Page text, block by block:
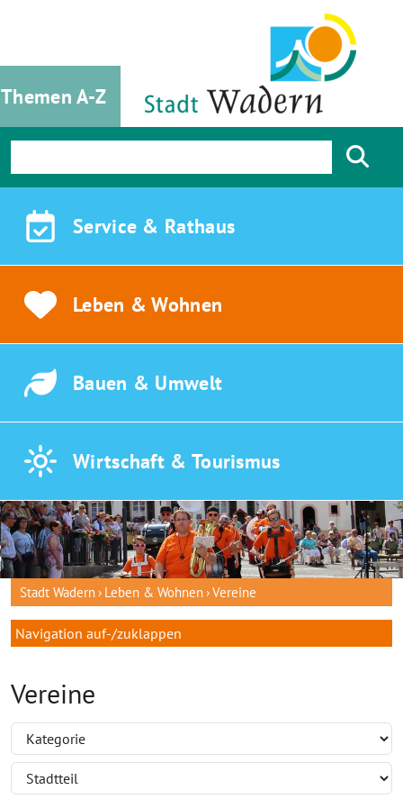
Themen A-Z
Service & Rathaus
Leben & Wohnen
Bauen & Umwelt
Wirtschaft & Tourismus
Stadt Wadern Leben & Wohnen Vereine
Navigation auf-/zuklappen
Vereine
Filtern nach: Kategorie (aus Plugin)
Filtern nach: Stadtteil (country)